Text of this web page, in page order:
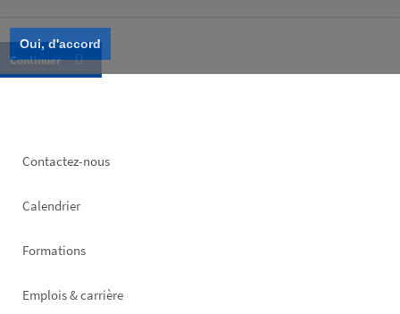
Oui, d'accord
Footer
Contactez-nous
Calendrier
Formations
Emplois & carrière